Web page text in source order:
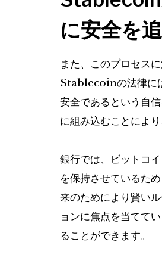
に安全を
また、このプロセス
Stablecoinの法律に
安全であるという自
に組み込むことによ
銀行では、ビットコ
を保持させているた
来のためにより賢い
ョンに焦点を当てて
ることができます。